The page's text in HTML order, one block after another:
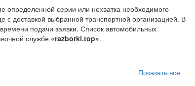
определенной серии или нехватка необходимого
с доставкой выбранной транспортной организацией. В
подачи заявки. Список автомобильных
службе «razborki.top».
Показать все